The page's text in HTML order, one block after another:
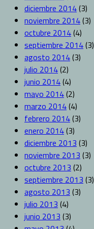
diciembre 2014(3)
noviembre 2014(3)
octubre 2014(4)
septiembre 2014(3)
agosto 2014(3)
julio 2014(2)
junio 2014(4)
mayo 2014(2)
marzo 2014(4)
febrero 2014(3)
enero 2014(3)
diciembre 2013 (3)
noviembre 2013 (3)
octubre 2013 (2)
septiembre 2013 (3)
agosto 2013 (3)
julio 2013 (4)
junio 2013 (3)